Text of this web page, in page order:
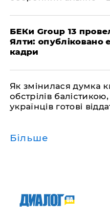
БЕКи Group 13
Ялти: опубліковано
кадри
Як змінилася думка
обстрілів
українців готові
Більше